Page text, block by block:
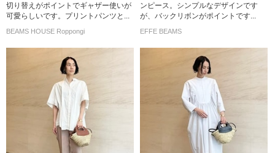
切り替えがポイントでギャザー使いが
可愛らしいです。プリントパンツと...
BEAMS HOUSE Roppongi
ンピース。シンプルなデザインです
が、バックリボンがポイントです...
EFFE BEAMS